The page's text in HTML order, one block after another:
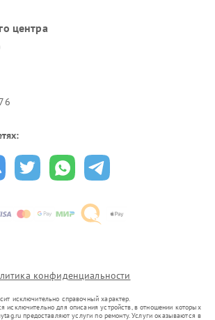
центра
конфиденциальности
исключительно справочный характер.
исключительно для описания устройств, в отношении которых
предоставляют услуги по ремонту. Услуги оказываются в